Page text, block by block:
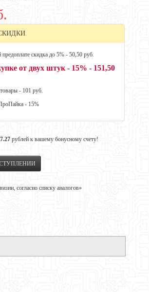
скидка до 5% - 50,50 руб.
от двух штук - 15% - 151,50
- 101 руб.
- 15%
рублей к вашему бонусному счету!
согласно списку аналогов»